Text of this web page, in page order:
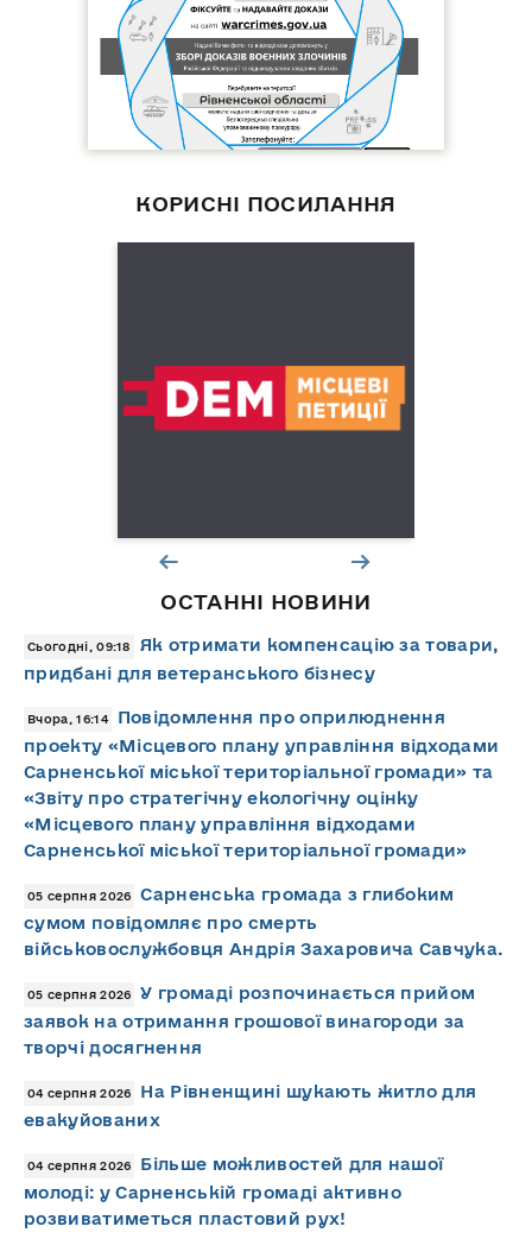
КОРИСНІ ПОСИЛАННЯ
ОСТАННІ НОВИНИ
Сьогодні, 09:18
Як отримати компенсацію за товари,
придбані для ветеранського бізнесу
Вчора, 16:14
Повідомлення про оприлюднення
проекту «Місцевого плану управління відходами
Сарненської міської територіальної громади» та
«Звіту про стратегічну екологічну оцінку
«Місцевого плану управління відходами
Сарненської міської територіальної громади»
05 серпня 2026
Сарненська громада з глибоким
сумом повідомляє про смерть
військовослужбовця Андрія Захаровича Савчука.
05 серпня 2026
У громаді розпочинається прийом
заявок на отримання грошової винагороди за
творчі досягнення
04 серпня 2026
На Рівненщині шукають житло для
евакуйованих
04 серпня 2026
Більше можливостей для нашої
молоді: у Сарненській громаді активно
розвиватиметься пластовий рух!